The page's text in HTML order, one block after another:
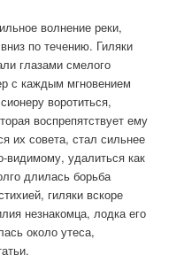
волнение реки,
по течению. Гиляки
глазами смелого
с каждым мгновением
воротиться,
воспрепятствует ему
их совета, стал сильнее
видимому, удалиться как
длилась борьба
гиляки вскоре
незнакомца, лодка его
около утеса,